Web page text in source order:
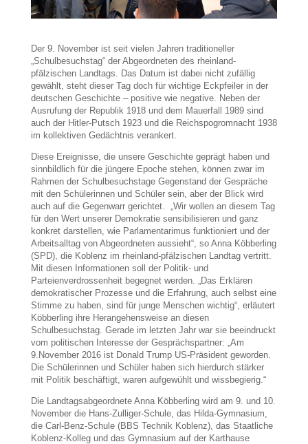
Der 9. November ist seit vielen Jahren traditioneller
„Schulbesuchstag“ der Abgeordneten des rheinland-
pfälzischen Landtags. Das Datum ist dabei nicht zufällig
gewählt, steht dieser Tag doch für wichtige Eckpfeiler in der
deutschen Geschichte – positive wie negative. Neben der
Ausrufung der Republik 1918 und dem Mauerfall 1989 sind
auch der Hitler-Putsch 1923 und die Reichspogromnacht 1938
im kollektiven Gedächtnis verankert.
Diese Ereignisse, die unsere Geschichte geprägt haben und
sinnbildlich für die jüngere Epoche stehen, können zwar im
Rahmen der Schulbesuchstage Gegenstand der Gespräche
mit den Schülerinnen und Schüler sein, aber der Blick wird
auch auf die Gegenwarr gerichtet. „Wir wollen an diesem Tag
für den Wert unserer Demokratie sensibilisieren und ganz
konkret darstellen, wie Parlamentarimus funktioniert und der
Arbeitsalltag von Abgeordneten aussieht“, so Anna Köbberling
(SPD), die Koblenz im rheinland-pfälzischen Landtag vertritt.
Mit diesen Informationen soll der Politik- und
Parteienverdrossenheit begegnet werden. „Das Erklären
demokratischer Prozesse und die Erfahrung, auch selbst eine
Stimme zu haben, sind für junge Menschen wichtig“, erläutert
Köbberling ihre Herangehensweise an diesen
Schulbesuchstag. Gerade im letzten Jahr war sie beeindruckt
vom politischen Interesse der Gesprächspartner: „Am
9.November 2016 ist Donald Trump US-Präsident geworden.
Die Schülerinnen und Schüler haben sich hierdurch stärker
mit Politik beschäftigt, waren aufgewühlt und wissbegierig.“
Die Landtagsabgeordnete Anna Köbberling wird am 9. und 10.
November die Hans-Zulliger-Schule, das Hilda-Gymnasium,
die Carl-Benz-Schule (BBS Technik Koblenz), das Staatliche
Koblenz-Kolleg und das Gymnasium auf der Karthause